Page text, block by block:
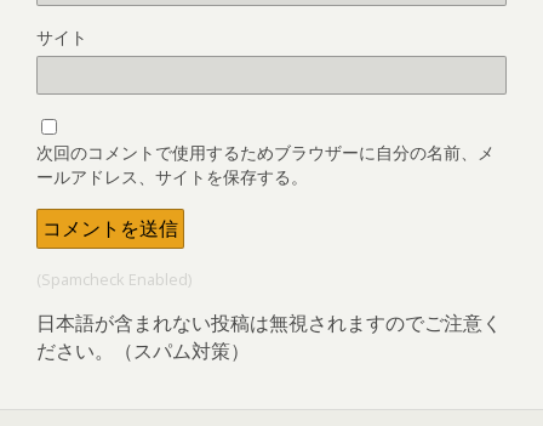
サイト
次回のコメントで使用するためブラウザーに自分の名前、メ
ールアドレス、サイトを保存する。
(Spamcheck Enabled)
日本語が含まれない投稿は無視されますのでご注意く
ださい。（スパム対策）